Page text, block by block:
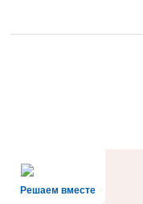
Решаем вместе